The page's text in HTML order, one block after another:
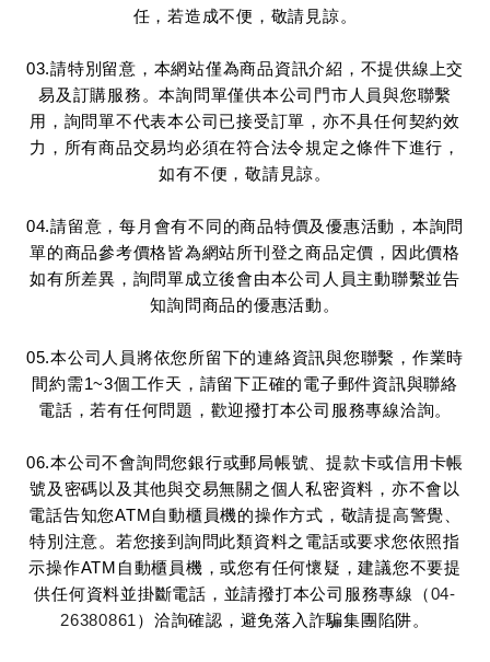
任，若造成不便，敬請見諒。
03.請特別留意，本網站僅為商品資訊介紹，不提供線上交
易及訂購服務。本詢問單僅供本公司門市人員與您聯繫
用，詢問單不代表本公司已接受訂單，亦不具任何契約效
力，所有商品交易均必須在符合法令規定之條件下進行，
如有不便，敬請見諒。
04.請留意，每月會有不同的商品特價及優惠活動，本詢問
單的商品參考價格皆為網站所刊登之商品定價，因此價格
如有所差異，詢問單成立後會由本公司人員主動聯繫並告
知詢問商品的優惠活動。
05.本公司人員將依您所留下的連絡資訊與您聯繫，作業時
間約需1~3個工作天，請留下正確的電子郵件資訊與聯絡
電話，若有任何問題，歡迎撥打本公司服務專線洽詢。
06.本公司不會詢問您銀行或郵局帳號、提款卡或信用卡帳
號及密碼以及其他與交易無關之個人私密資料，亦不會以
電話告知您ATM自動櫃員機的操作方式，敬請提高警覺、
特別注意。若您接到詢問此類資料之電話或要求您依照指
示操作ATM自動櫃員機，或您有任何懷疑，建議您不要提
供任何資料並掛斷電話，並請撥打本公司服務專線（04-
26380861 ）洽詢確認，避免落入詐騙集團陷阱。